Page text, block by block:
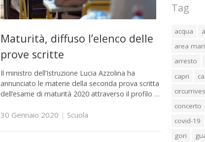
Maturità, diffuso l’elenco delle
prove scritte
Il ministro dell’Istruzione Lucia Azzolina ha
annunciato le materie della seconda prova scritta
dell’esame di maturità 2020 attraverso il profilo …
30 Gennaio 2020 | Scuola
Tag
acqua
area
arresto
capri
concerto
covid-19
gori